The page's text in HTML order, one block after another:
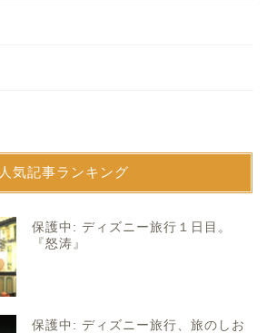
人気記事ランキング
保護中: ディズニー旅行１日目。
『怒涛』
保護中: ディズニー旅行、旅のしお